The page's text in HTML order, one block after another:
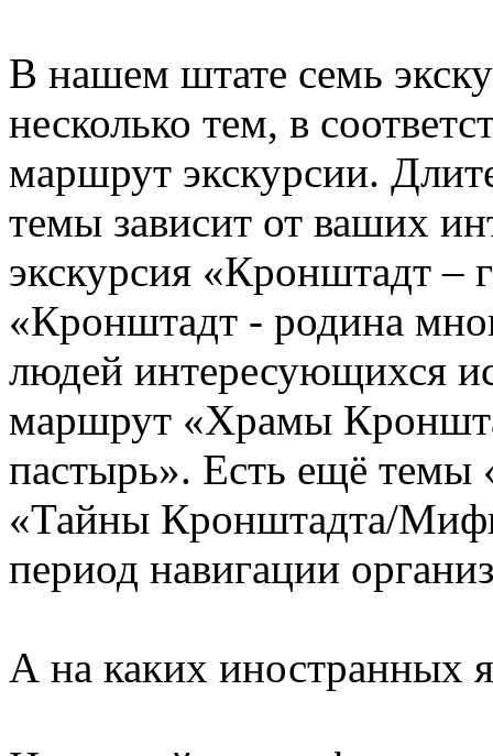
В нашем штате семь
несколько тем, в
маршрут экскурсии.
темы зависит от ваших
экскурсия «Кронштадт –
«Кронштадт - родина
людей интересующихся
маршрут «Храмы
пастырь». Есть ещё
«Тайны Кронштадта/
период навигации
А на каких иностранных